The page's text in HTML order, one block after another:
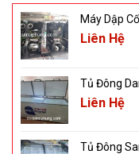
Máy Dập
Liên Hệ
Tủ Đông
Liên Hệ
Tủ Đông